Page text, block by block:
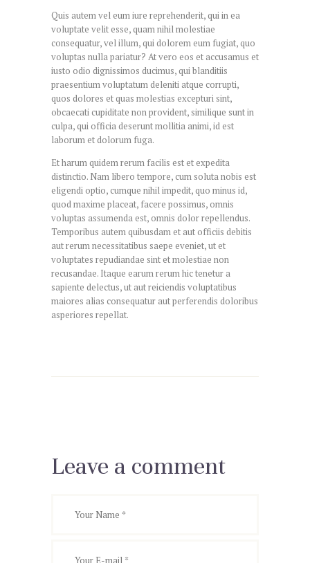
Quis autem vel eum iure reprehenderit, qui in ea
voluptate velit esse, quam nihil molestiae
consequatur, vel illum, qui dolorem eum fugiat, quo
voluptas nulla pariatur? At vero eos et accusamus et
iusto odio dignissimos ducimus, qui blanditiis
praesentium voluptatum deleniti atque corrupti,
quos dolores et quas molestias excepturi sint,
obcaecati cupiditate non provident, similique sunt in
culpa, qui officia deserunt mollitia animi, id est
laborum et dolorum fuga.
Et harum quidem rerum facilis est et expedita
distinctio. Nam libero tempore, cum soluta nobis est
eligendi optio, cumque nihil impedit, quo minus id,
quod maxime placeat, facere possimus, omnis
voluptas assumenda est, omnis dolor repellendus.
Temporibus autem quibusdam et aut officiis debitis
aut rerum necessitatibus saepe eveniet, ut et
voluptates repudiandae sint et molestiae non
recusandae. Itaque earum rerum hic tenetur a
sapiente delectus, ut aut reiciendis voluptatibus
maiores alias consequatur aut perferendis doloribus
asperiores repellat.
Leave a comment